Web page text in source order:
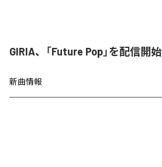
GIRIA、「Future Pop」を配信開始
新曲情報